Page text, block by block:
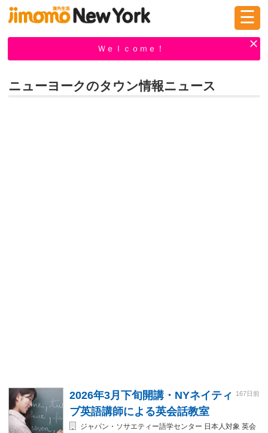
☰
Ｗｅｌｃｏｍｅ！
ニューヨークのタウン情報ニュース
2026年3月下旬開講・NYネイティ
ブ英語講師による英会話教室
167日前
ジャパン・ソサエティー語学センター 日本人対象 英会